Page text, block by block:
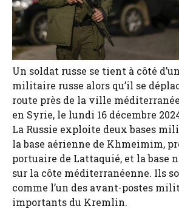
Un soldat russe se tient à côté
militaire russe alors qu’il se
route près de la ville
en Syrie, le lundi 16 décembre
La Russie exploite deux bases
la base aérienne de Khmeimim,
portuaire de Lattaquié, et la base
sur la côte méditerranéenne. Ils
comme l’un des avant-postes
importants du Kremlin.